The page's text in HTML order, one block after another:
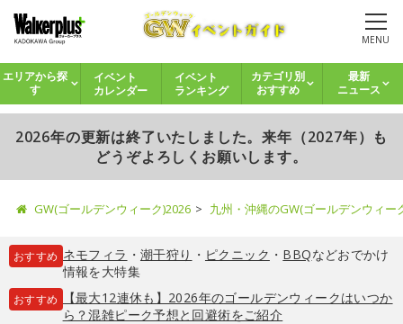
MENU
エリアから探
す
イベント
カレンダー
イベント
ランキング
カテゴリ別
おすすめ
最新
ニュース
2026年の更新は終了いたしました。来年（2027年）も
どうぞよろしくお願いします。
GW(ゴールデンウィーク)2026 九州・沖縄のGW(ゴールデンウィ
おすすめ ネモフィラ ・ 潮干狩り ・ ピクニック ・ BBQなどおでかけ
情報を大特集
おすすめ
【最大12連休も】2026年のゴールデンウィークはいつか
ら？混雑ピーク予想と回避術をご紹介